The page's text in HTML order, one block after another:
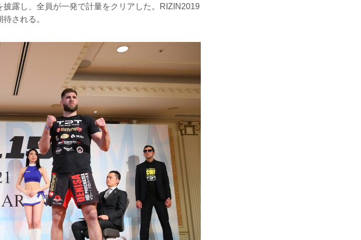
露し、全員が一発で計量をクリアした。RIZIN2019
される。